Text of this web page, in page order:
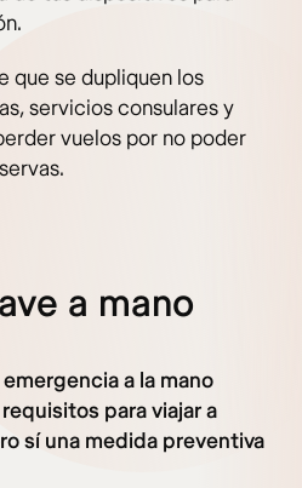
que se dupliquen los
servicios consulares y
vuelos por no poder
a mano
a la mano
para viajar a
sí una medida preventiva